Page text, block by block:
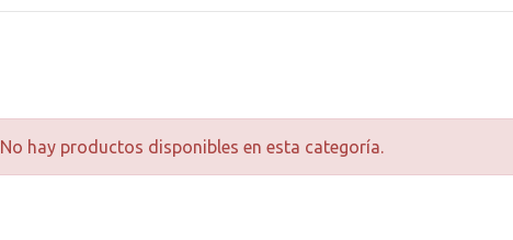
No hay productos disponibles en esta categoría.